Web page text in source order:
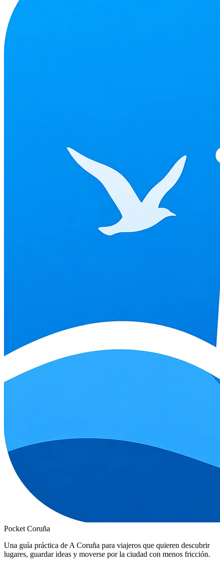
Pocket Coruña
Una guía práctica de A Coruña para viajeros que quieren descubrir
lugares, guardar ideas y moverse por la ciudad con menos fricción.